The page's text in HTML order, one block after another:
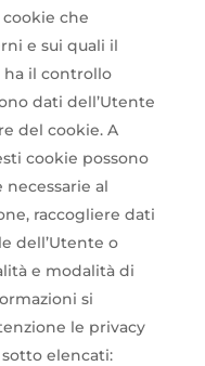
cookie che
e sui quali il
ha il controllo
dati dell’Utente
del cookie. A
cookie possono
al
raccogliere dati
dell’Utente o
e modalità di
si
le privacy
elencati: